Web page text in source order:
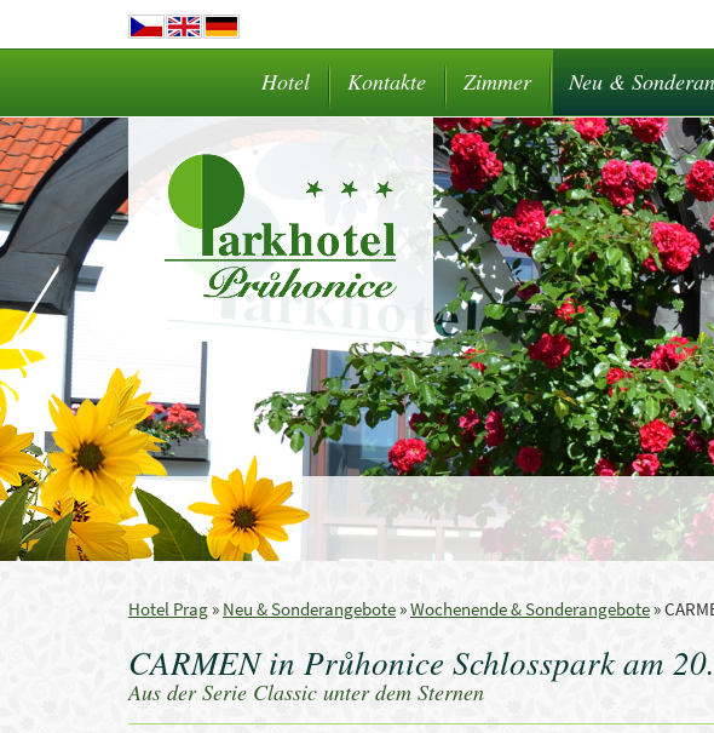
Hotel Kontakte Zimmer Neu &
Hotel Prag » Neu & Sonderangebote »Wochenende & Sonderangebote »
CARMEN in Průhonice Schlosspark am
Aus der Serie Classic unter dem Sternen